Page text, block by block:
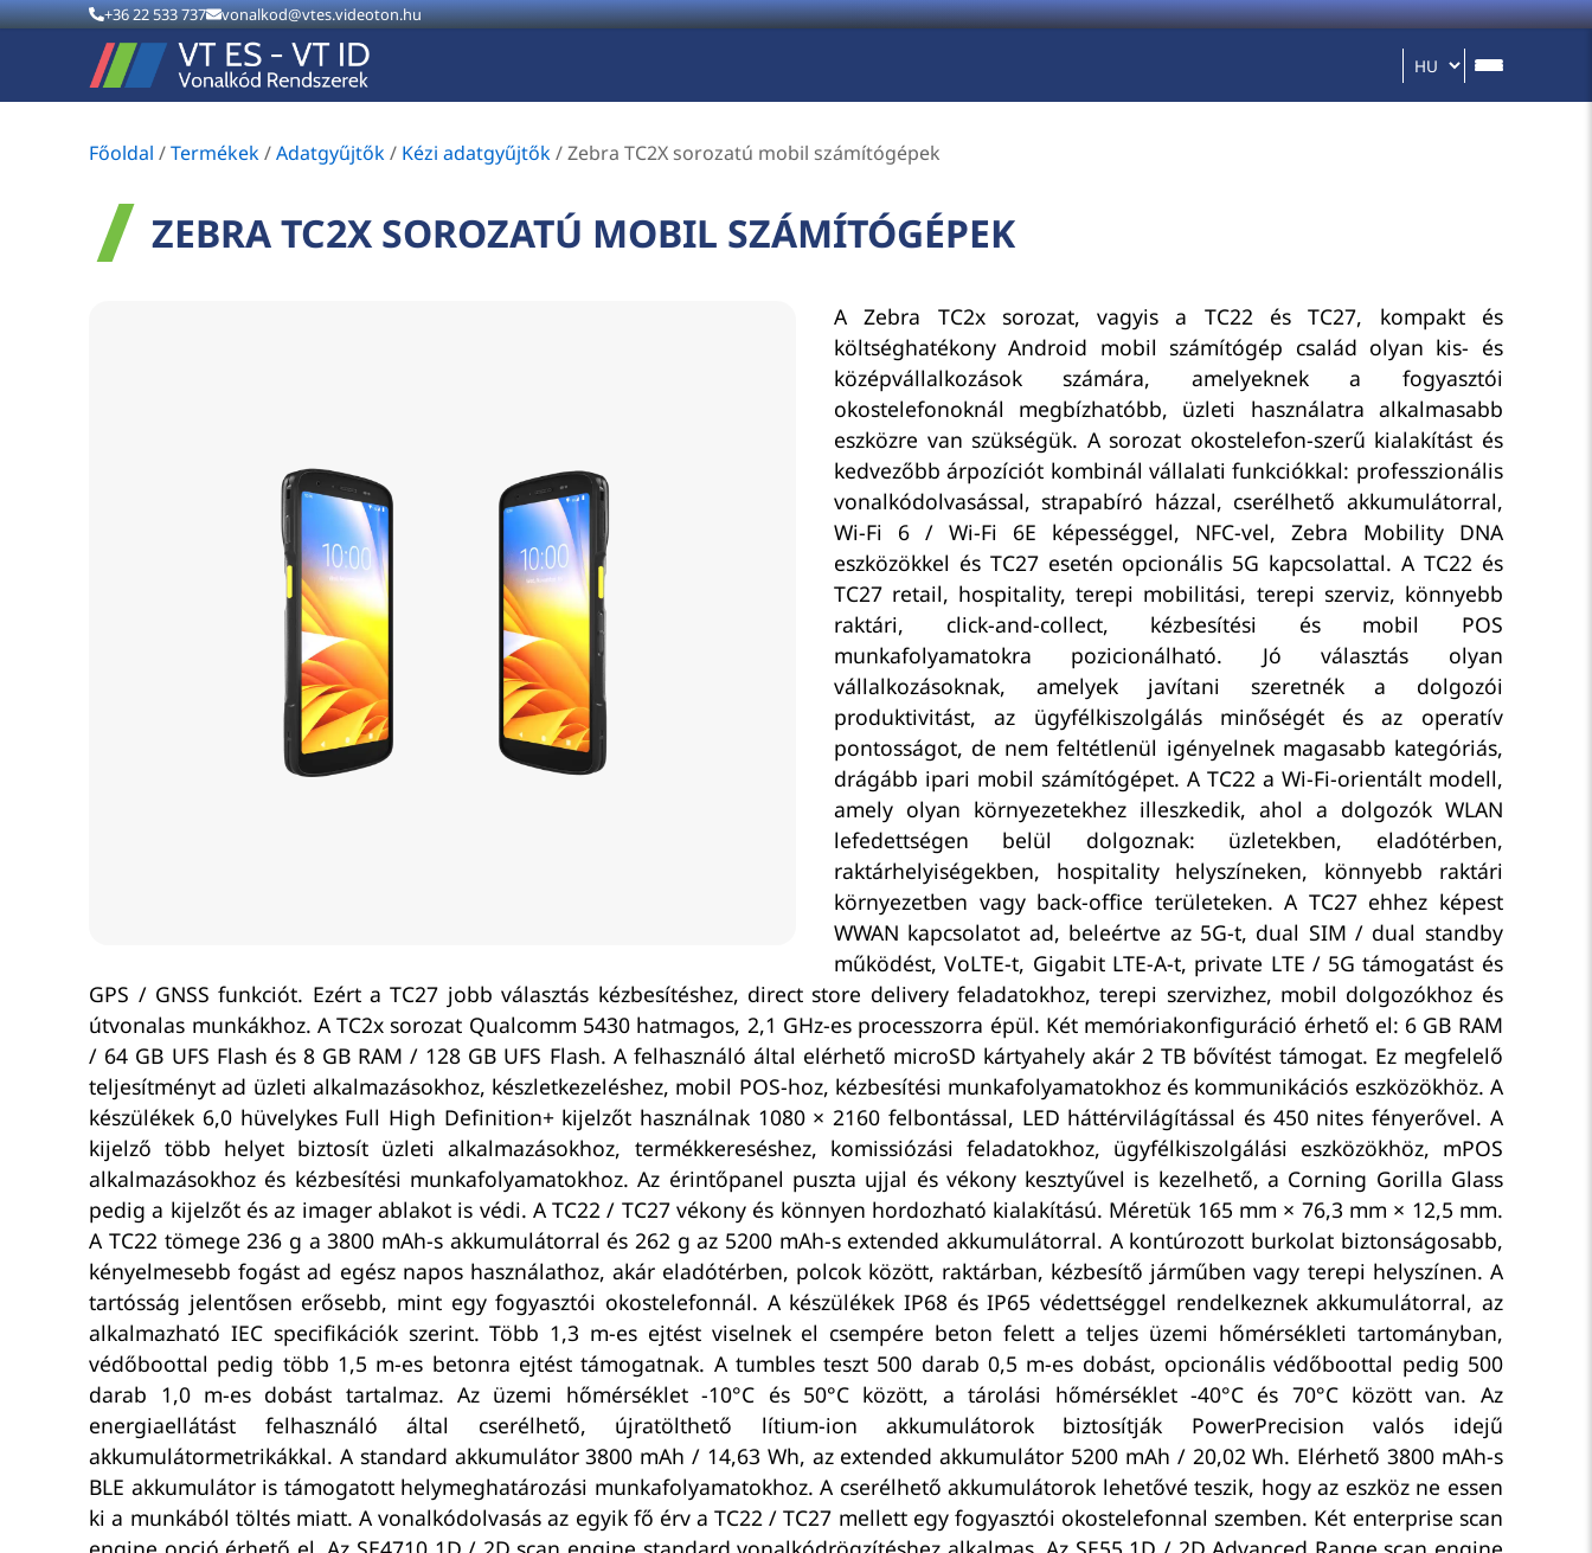
+36 22 533 737 vonalkod@vtes.videoton.hu
Főoldal /Termékek/Adatgyűjtők/ Kézi adatgyűjtők/Zebra TC2X sorozatú mobil számítógépek
ZEBRA TC2X SOROZATÚ MOBIL SZÁMÍTÓGÉPEK
A Zebra TC2x sorozat, vagyis a TC22 és TC27, kompakt és
költséghatékony Android mobil számítógép család olyan kis- és
középvállalkozások számára, amelyeknek a fogyasztói
okostelefonoknál megbízhatóbb, üzleti használatra alkalmasabb
eszközre van szükségük. A sorozat okostelefon-szerű kialakítást és
kedvezőbb árpozíciót kombinál vállalati funkciókkal: professzionális
vonalkódolvasással, strapabíró házzal, cserélhető akkumulátorral,
Wi-Fi 6 / Wi-Fi 6E képességgel, NFC-vel, Zebra Mobility DNA
eszközökkel és TC27 esetén opcionális 5G kapcsolattal. A TC22 és
TC27 retail, hospitality, terepi mobilitási, terepi szerviz, könnyebb
raktári, click-and-collect, kézbesítési és mobil POS
munkafolyamatokra pozicionálható. Jó választás olyan
vállalkozásoknak, amelyek javítani szeretnék a dolgozói
produktivitást, az ügyfélkiszolgálás minőségét és az operatív
pontosságot, de nem feltétlenül igényelnek magasabb kategóriás,
drágább ipari mobil számítógépet. A TC22 a Wi-Fi-orientált modell,
amely olyan környezetekhez illeszkedik, ahol a dolgozók WLAN
lefedettségen belül dolgoznak: üzletekben, eladótérben,
raktárhelyiségekben, hospitality helyszíneken, könnyebb raktári
környezetben vagy back-office területeken. A TC27 ehhez képest
WWAN kapcsolatot ad, beleértve az 5G-t, dual SIM / dual standby
működést, VoLTE-t, Gigabit LTE-A-t, private LTE / 5G támogatást és
GPS / GNSS funkciót. Ezért a TC27 jobb választás kézbesítéshez, direct store delivery feladatokhoz, terepi szervizhez, mobil dolgozókhoz és
útvonalas munkákhoz. A TC2x sorozat Qualcomm 5430 hatmagos, 2,1 GHz-es processzorra épül. Két memóriakonfiguráció érhető el: 6 GB RAM
/ 64 GB UFS Flash és 8 GB RAM / 128 GB UFS Flash. A felhasználó által elérhető microSD kártyahely akár 2 TB bővítést támogat. Ez megfelelő
teljesítményt ad üzleti alkalmazásokhoz, készletkezeléshez, mobil POS-hoz, kézbesítési munkafolyamatokhoz és kommunikációs eszközökhöz. A
készülékek 6,0 hüvelykes Full High Definition+ kijelzőt használnak 1080 × 2160 felbontással, LED háttérvilágítással és 450 nites fényerővel. A
kijelző több helyet biztosít üzleti alkalmazásokhoz, termékkereséshez, komissiózási feladatokhoz, ügyfélkiszolgálási eszközökhöz, mPOS
alkalmazásokhoz és kézbesítési munkafolyamatokhoz. Az érintőpanel puszta ujjal és vékony kesztyűvel is kezelhető, a Corning Gorilla Glass
pedig a kijelzőt és az imager ablakot is védi. A TC22 / TC27 vékony és könnyen hordozható kialakítású. Méretük 165 mm × 76,3 mm × 12,5 mm.
A TC22 tömege 236 g a 3800 mAh-s akkumulátorral és 262 g az 5200 mAh-s extended akkumulátorral. A kontúrozott burkolat biztonságosabb,
kényelmesebb fogást ad egész napos használathoz, akár eladótérben, polcok között, raktárban, kézbesítő járműben vagy terepi helyszínen. A
tartósság jelentősen erősebb, mint egy fogyasztói okostelefonnál. A készülékek IP68 és IP65 védettséggel rendelkeznek akkumulátorral, az
alkalmazható IEC specifikációk szerint. Több 1,3 m-es ejtést viselnek el csempére beton felett a teljes üzemi hőmérsékleti tartományban,
védőboottal pedig több 1,5 m-es betonra ejtést támogatnak. A tumbles teszt 500 darab 0,5 m-es dobást, opcionális védőboottal pedig 500
darab 1,0 m-es dobást tartalmaz. Az üzemi hőmérséklet -10°C és 50°C között, a tárolási hőmérséklet -40°C és 70°C között van. Az
energiaellátást felhasználó által cserélhető, újratölthető lítium-ion akkumulátorok biztosítják PowerPrecision valós idejű
akkumulátormetrikákkal. A standard akkumulátor 3800 mAh / 14,63 Wh, az extended akkumulátor 5200 mAh / 20,02 Wh. Elérhető 3800 mAh-s
BLE akkumulátor is támogatott helymeghatározási munkafolyamatokhoz. A cserélhető akkumulátorok lehetővé teszik, hogy az eszköz ne essen
ki a munkából töltés miatt. A vonalkódolvasás az egyik fő érv a TC22 / TC27 mellett egy fogyasztói okostelefonnal szemben. Két enterprise scan